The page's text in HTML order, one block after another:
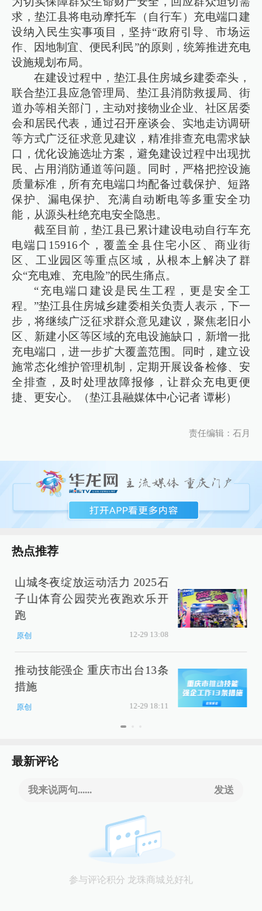
求，垫江县将电动摩托车（自行车）充电端口建
设纳入民生实事项目，坚持“政府引导、市场运
作、因地制宜、便民利民”的原则，统筹推进充电
设施规划布局。
在建设过程中，垫江县住房城乡建委牵头，
联合垫江县应急管理局、垫江县消防救援局、街
道办等相关部门，主动对接物业企业、社区居委
会和居民代表，通过召开座谈会、实地走访调研
等方式广泛征求意见建议，精准排查充电需求缺
口，优化设施选址方案，避免建设过程中出现扰
民、占用消防通道等问题。同时，严格把控设施
质量标准，所有充电端口均配备过载保护、短路
保护、漏电保护、充满自动断电等多重安全功
能，从源头杜绝充电安全隐患。
截至目前，垫江县已累计建设电动自行车充
电端口15916个，覆盖全县住宅小区、商业街
区、工业园区等重点区域，从根本上解决了群
众“充电难、充电险”的民生痛点。
“充电端口建设是民生工程，更是安全工
程。”垫江县住房城乡建委相关负责人表示，下一
步，将继续广泛征求群众意见建议，聚焦老旧小
区、新建小区等区域的充电设施缺口，新增一批
充电端口，进一步扩大覆盖范围。同时，建立设
施常态化维护管理机制，定期开展设备检修、安
全排查，及时处理故障报修，让群众充电更便
捷、更安心。（垫江县融媒体中心记者 谭彬）
责任编辑：石月
热点推荐
山城冬夜绽放运动活力 2025石
子山体育公园荧光夜跑欢乐开
跑
原创 12-29 13:08
推动技能强企 重庆市出台13条
措施
原创 12-29 18:11
最新评论
我来说两句...... 发送
参与评论积分 龙珠商城兑好礼